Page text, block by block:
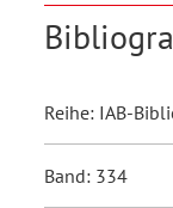
Reihe: IAB-
Band: 334